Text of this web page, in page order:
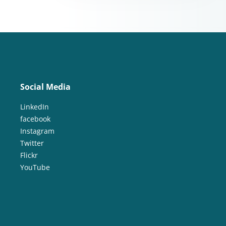
Social Media
LinkedIn
facebook
Instagram
Twitter
Flickr
YouTube